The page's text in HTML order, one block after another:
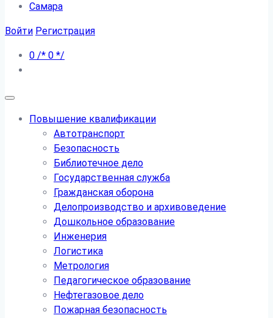
Самара
Войти Регистрация
0 /* 0 */
Повышение квалификации
Автотранспорт
Безопасность
Библиотечное дело
Государственная служба
Гражданская оборона
Делопроизводство и архивоведение
Дошкольное образование
Инженерия
Логистика
Метрология
Педагогическое образование
Нефтегазовое дело
Пожарная безопасность